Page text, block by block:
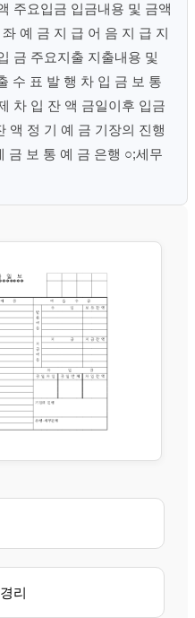
주요입금 입금내용 및 금액
예 금 지 급 어 음 지 급 지
금 주요지출 지출내용 및
수 표 발 행 차 입 금 보 통
차 입 잔 액 금일이후 입금
액 정 기 예 금 기장의 진행
금 보 통 예 금 은행 ○;세무
경리